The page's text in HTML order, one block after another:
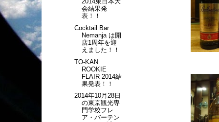
会結果発
表！！
Cocktail Bar
Nemanja は開
店1周年を迎
えました！！
TO-KAN
ROOKIE
FLAIR 2014結
果発表！！
2014年10月28日
の東京観光専
門学校フレ
ア・バーテン